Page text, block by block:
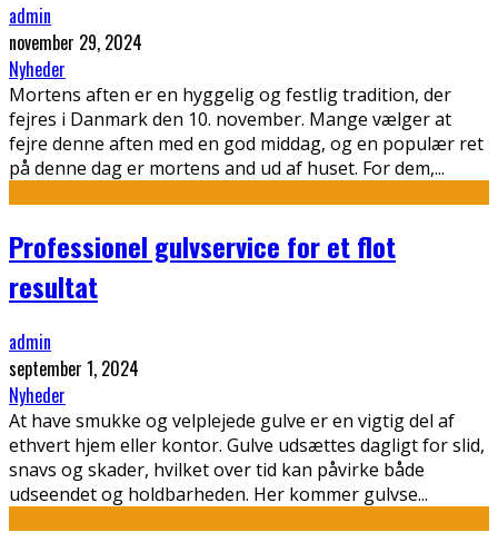
admin
november 29, 2024
Nyheder
Mortens aften er en hyggelig og festlig tradition, der
fejres i Danmark den 10. november. Mange vælger at
fejre denne aften med en god middag, og en populær ret
på denne dag er mortens and ud af huset. For dem,...
Professionel gulvservice for et flot
resultat
admin
september 1, 2024
Nyheder
At have smukke og velplejede gulve er en vigtig del af
ethvert hjem eller kontor. Gulve udsættes dagligt for slid,
snavs og skader, hvilket over tid kan påvirke både
udseendet og holdbarheden. Her kommer gulvse...